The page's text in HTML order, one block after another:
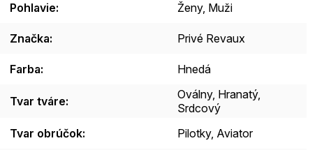
Pohlavie: Ženy, Muži
Značka: Privé Revaux
Farba: Hnedá
Tvar tváre:
Oválny, Hranatý,
Srdcový
Tvar obrúčok: Pilotky, Aviator